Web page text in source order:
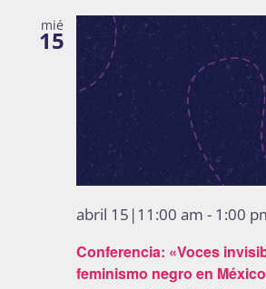
mié
15
Conferencia: «Voces
feminismo negro en
abril 15|11:00 am - 1:00